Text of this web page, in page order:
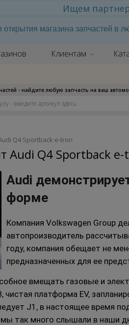
Ищем
магазина запчастей в
Клиентам
- найдите любую запчасть на ваш
Q4 Sportback e-tron
Audi Q4 Sportback
Audi
форме
Компания Volkswagen Group
автопроизводитель
году, компания обещает не
предназначенных для ее
вмещать газовые и
чистая платформа EV,
J1, в настоящее время
так много слышали в наши